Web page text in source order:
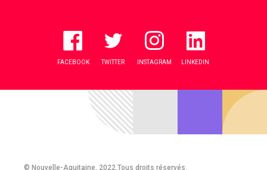
FACEBOOK TWITTER INSTAGRAM LINKEDIN
© Nouvelle-Aquitaine, 2022.Tous droits réservés.